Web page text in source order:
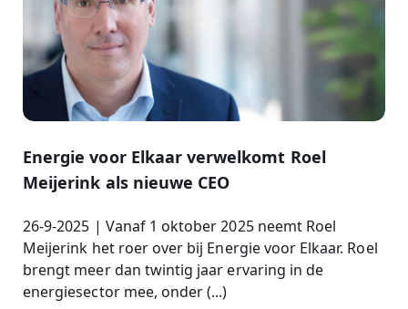
Energie voor Elkaar verwelkomt Roel
Meijerink als nieuwe CEO
26-9-2025 | Vanaf 1 oktober 2025 neemt Roel
Meijerink het roer over bij Energie voor Elkaar. Roel
brengt meer dan twintig jaar ervaring in de
energiesector mee, onder (...)